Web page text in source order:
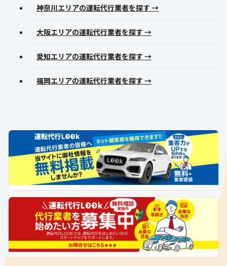
神奈川エリアの運転代行業者を探す →
大阪エリアの運転代行業者を探す →
愛知エリアの運転代行業者を探す →
福岡エリアの運転代行業者を探す →